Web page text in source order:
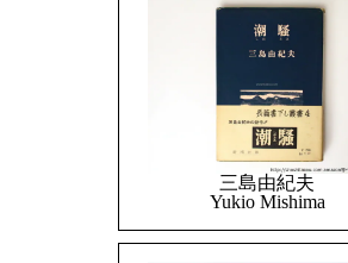
三島由紀夫
Yukio Mishima